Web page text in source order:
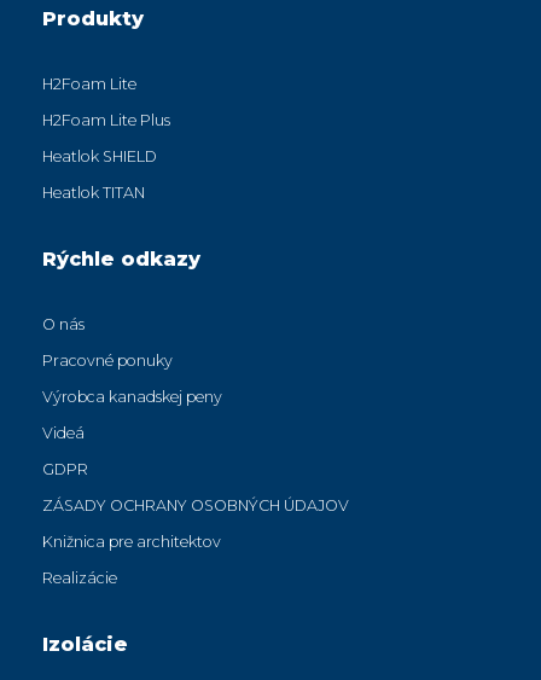
Produkty
H2Foam Lite
H2Foam Lite Plus
Heatlok SHIELD
Heatlok TITAN
Rýchle odkazy
O nás
Pracovné ponuky
Výrobca kanadskej peny
Videá
GDPR
ZÁSADY OCHRANY OSOBNÝCH ÚDAJOV
Knižnica pre architektov
Realizácie
Izolácie